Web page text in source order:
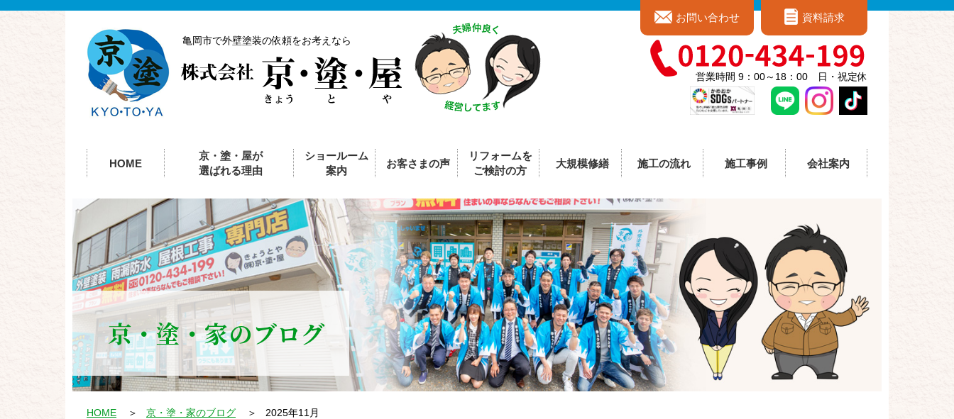
亀岡市で外壁塗装の依頼をお考えなら
営業時間 9：00～18：00 日・祝定休
お問い合わせ 資料請求
HOME
京・塗・屋が
選ばれる理由
ショールーム
案内
お客さまの声
リフォームを
ご検討の方
大規模修繕 施工の流れ 施工事例 会社案内
京・塗・家のブログ
HOME ＞ 京・塗・家のブログ ＞ 2025年11月